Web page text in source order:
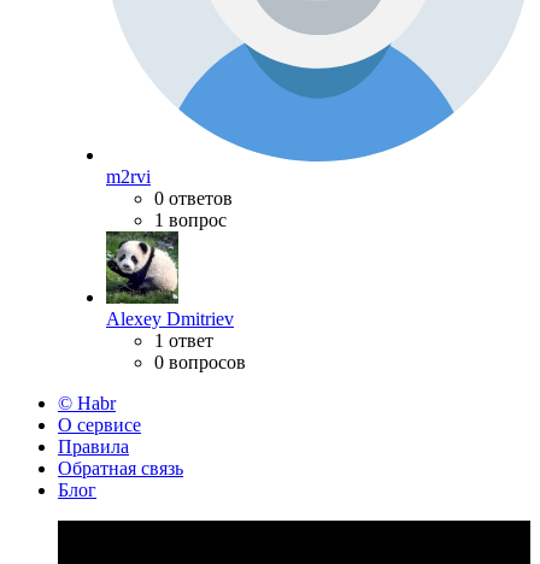
m2rvi
0 ответов
1 вопрос
Alexey Dmitriev
1 ответ
0 вопросов
© Habr
О сервисе
Правила
Обратная связь
Блог